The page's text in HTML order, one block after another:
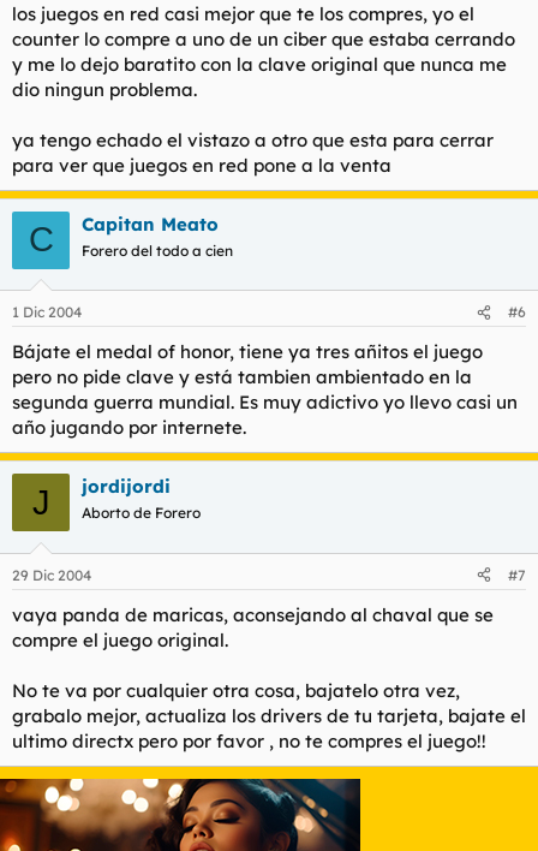
los juegos en red casi mejor que te los compres, yo el
counter lo compre a uno de un ciber que estaba cerrando
y me lo dejo baratito con la clave original que nunca me
dio ningun problema.
ya tengo echado el vistazo a otro que esta para cerrar
para ver que juegos en red pone a la venta
C Capitan Meato
Forero del todo a cien
1 Dic 2004 #6
Bájate el medal of honor, tiene ya tres añitos el juego
pero no pide clave y está tambien ambientado en la
segunda guerra mundial. Es muy adictivo yo llevo casi un
año jugando por internete.
J jordijordi
Aborto de Forero
29 Dic 2004 #7
vaya panda de maricas, aconsejando al chaval que se
compre el juego original.
No te va por cualquier otra cosa, bajatelo otra vez,
grabalo mejor, actualiza los drivers de tu tarjeta, bajate el
ultimo directx pero por favor , no te compres el juego!!